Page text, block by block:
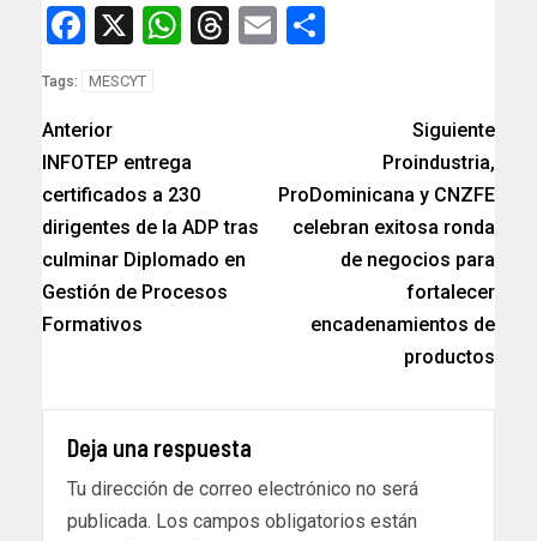
Facebook
X WhatsApp
Threads
Email
Tags: MESCYT
Anterior
INFOTEP entrega
certificados a 230
dirigentes de la ADP tras
culminar Diplomado en
Gestión de Procesos
Formativos
Siguiente
Proindustria,
ProDominicana y CNZFE
celebran exitosa ronda
de negocios para
fortalecer
encadenamientos de
productos
Deja una respuesta
Tu dirección de correo electrónico no será
publicada. Los campos obligatorios están